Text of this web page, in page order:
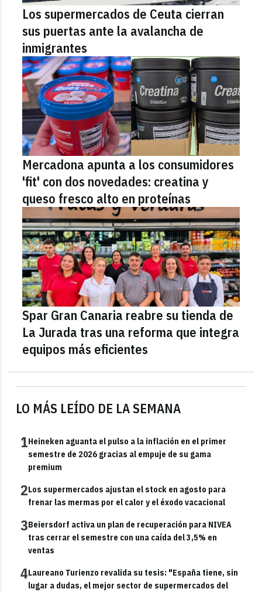
LO MÁS LEÍDO DE LA SEMANA
1Heineken aguanta el pulso a la inflación en el primer
semestre de 2026 gracias al empuje de su gama
premium
2Los supermercados ajustan el stock en agosto para
frenar las mermas por el calor y el éxodo vacacional
3Beiersdorf activa un plan de recuperación para NIVEA
tras cerrar el semestre con una caída del 3,5% en
ventas
4Laureano Turienzo revalida su tesis: "España tiene, sin
lugar a dudas, el mejor sector de supermercados del
Los supermercados de Ceuta cierran
sus puertas ante la avalancha de
inmigrantes
Mercadona apunta a los consumidores
'fit' con dos novedades: creatina y
queso fresco alto en proteínas
Spar Gran Canaria reabre su tienda de
La Jurada tras una reforma que integra
equipos más eficientes